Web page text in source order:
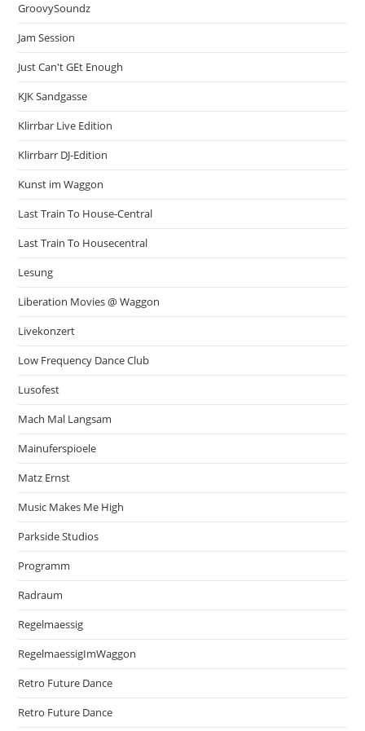
GroovySoundz
Jam Session
Just Can't GEt Enough
KJK Sandgasse
Klirrbar Live Edition
Klirrbarr DJ-Edition
Kunst im Waggon
Last Train To House-Central
Last Train To Housecentral
Lesung
Liberation Movies @ Waggon
Livekonzert
Low Frequency Dance Club
Lusofest
Mach Mal Langsam
Mainuferspioele
Matz Ernst
Music Makes Me High
Parkside Studios
Programm
Radraum
Regelmaessig
RegelmaessigImWaggon
Retro Future Dance
Retro Future Dance